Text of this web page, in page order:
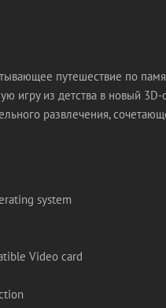
путешествие по
игру из детства в новый
развлечения,
system
Video card